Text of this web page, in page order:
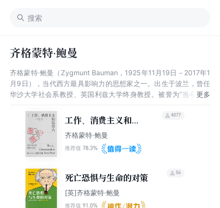
齐格蒙特·鲍曼
齐格蒙特·鲍曼（Zygmunt Bauman，1925年11月19日－2017年1
月9日），当代西方最具影响力的思想家之一。出生于波兰，曾任
华沙大学社会系教授、英国利兹大学终身教授。被誉为“当今用英
曼“把世界译写成文字。通过他,现今的一切变得有连贯感”。一生出
版 50多本著作。代表性中译本有《现代性与大 屠杀》《工作、消
费主义和新穷人》《社会学之思》《立法与阐释者》《流动的现代
性 》《现代性与矛盾性》《共同体:在一个不确定的世界中寻找安
全》《全球化:人类的后果》等。社会学家凯斯·泰斯特评价道，鲍
曼“把世界译写成文字。通过他,现今的一切变得有连贯感……鲍曼
格言式长句的写作偏好，使他的著作风格独树一帜”。
工作、消费主义和新
穷人
齐格蒙特·鲍曼
推荐值 78.3%
4077
死亡恐惧与生命的对策
[英]齐格蒙特·鲍曼
推荐值 91.0%
56